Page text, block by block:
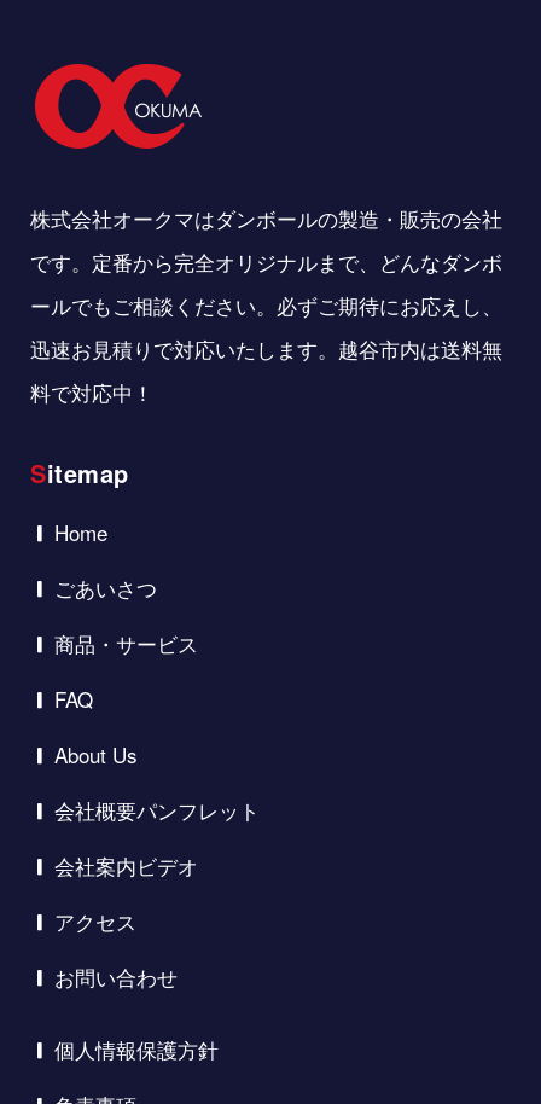
株式会社オークマはダンボールの製造・販売の会社
です。定番から完全オリジナルまで、どんなダンボ
ールでもご相談ください。必ずご期待にお応えし、
迅速お見積りで対応いたします。越谷市内は送料無
料で対応中！
Sitemap
Home
ごあいさつ
商品・サービス
FAQ
About Us
会社概要パンフレット
会社案内ビデオ
アクセス
お問い合わせ
個人情報保護方針